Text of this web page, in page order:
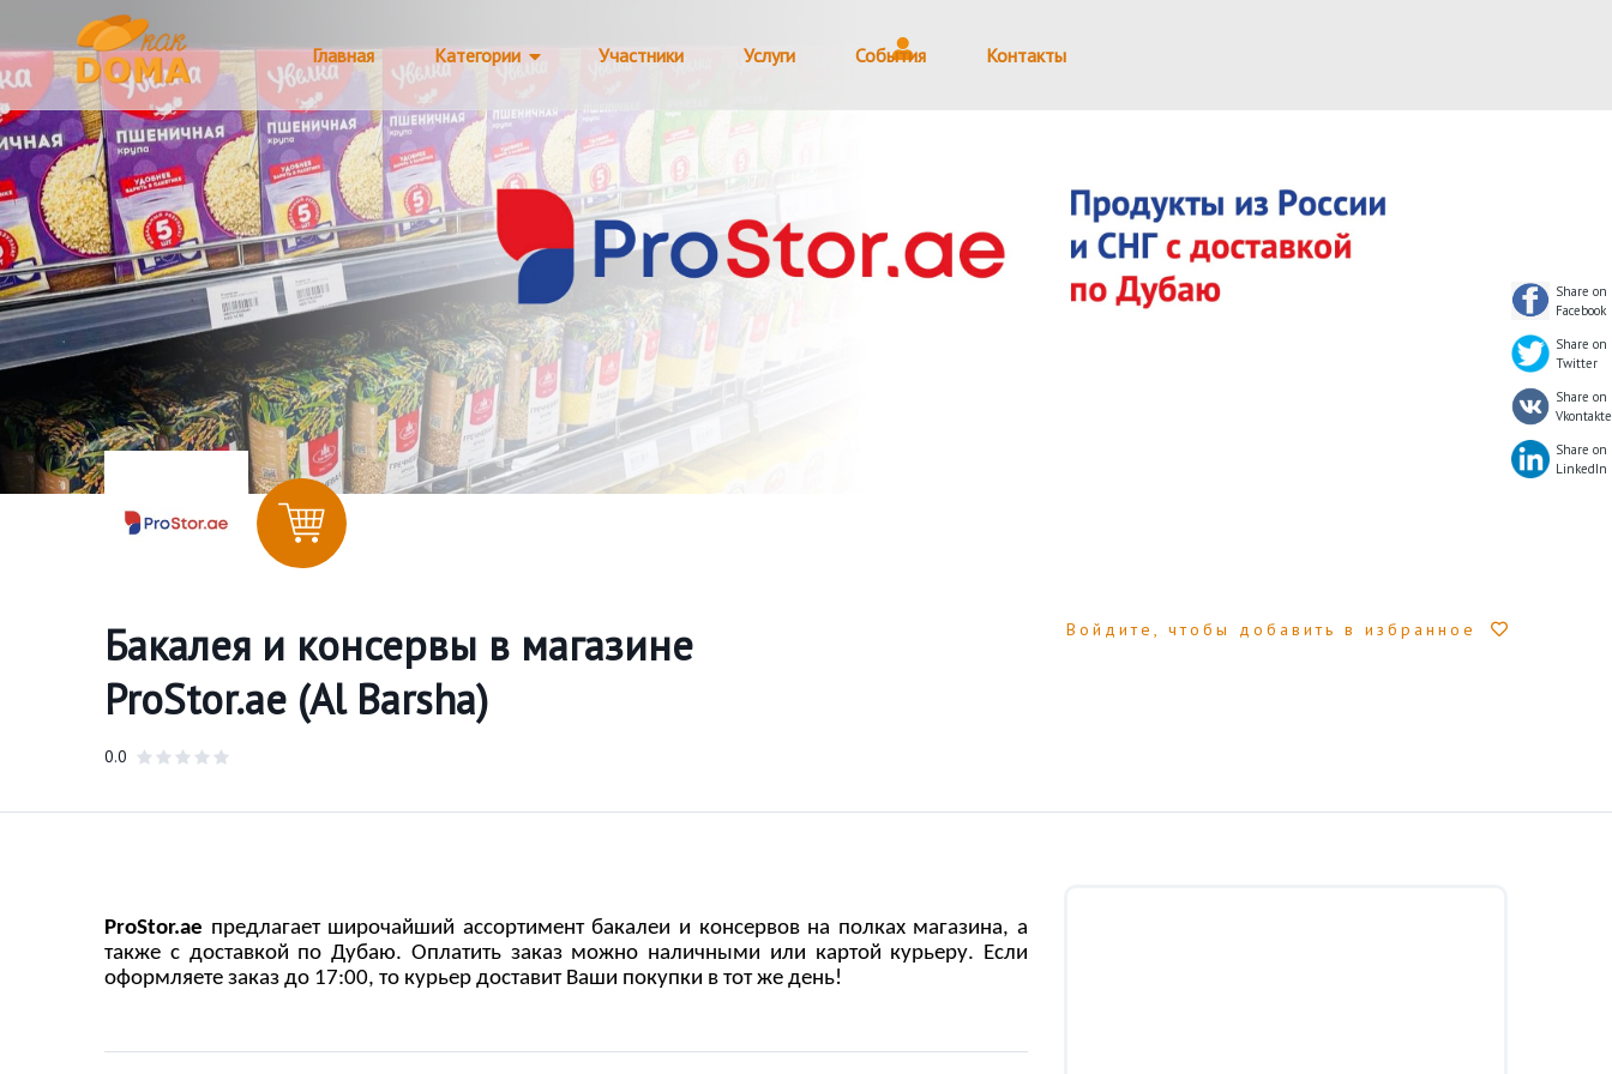
Главная Категории Участники Услуги События Контакты
Бакалея и консервы в магазине
ProStor.ae (Al Barsha)
0.0
Войдите, чтобы добавить в избранное
ProStor.ae предлагает широчайший ассортимент бакалеи и консервов на полках магазина, а
также с доставкой по Дубаю. Оплатить заказ можно наличными или картой курьеру. Если
оформляете заказ до 17:00, то курьер доставит Ваши покупки в тот же день!
Share on
Facebook
Share on
Twitter
Share on
Vkontakte
Share on
LinkedIn